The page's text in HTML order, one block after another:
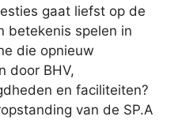
gaat liefst op de
betekenis spelen in
die opnieuw
door BHV,
en faciliteiten?
van de SP.A